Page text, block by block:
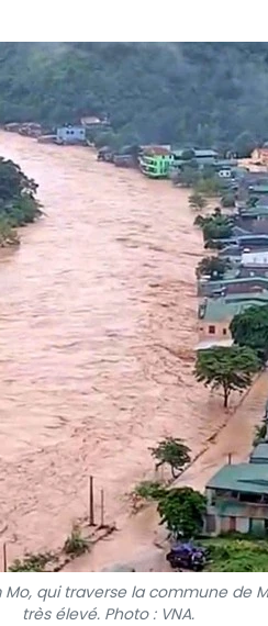
qui traverse la commune de
très élevé. Photo : VNA.